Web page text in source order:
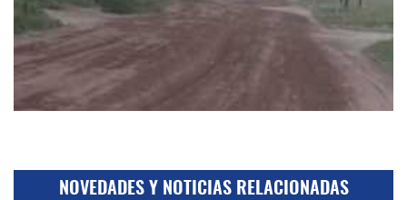
NOVEDADES Y NOTICIAS RELACIONADAS